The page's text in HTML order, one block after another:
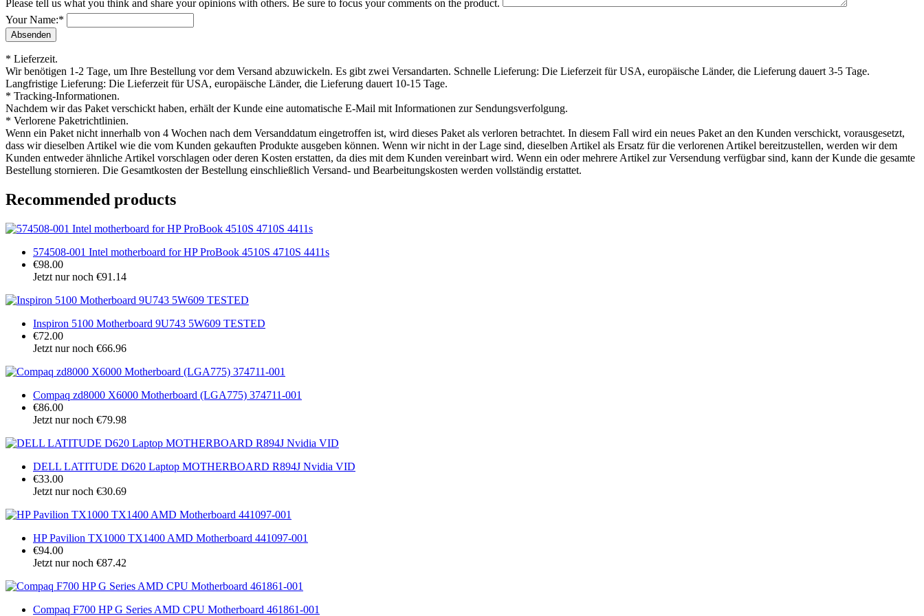
Please tell us what you think and share your opinions with others. Be sure to focus your comments on the product.
Your Name:*
* Lieferzeit.
Wir benötigen 1-2 Tage, um Ihre Bestellung vor dem Versand abzuwickeln. Es gibt zwei Versandarten. Schnelle Lieferung: Die Lieferzeit für USA, europäische Länder, die Lieferung dauert 3-5 Tage.
Langfristige Lieferung: Die Lieferzeit für USA, europäische Länder, die Lieferung dauert 10-15 Tage.
* Tracking-Informationen.
Nachdem wir das Paket verschickt haben, erhält der Kunde eine automatische E-Mail mit Informationen zur Sendungsverfolgung.
* Verlorene Paketrichtlinien.
Wenn ein Paket nicht innerhalb von 4 Wochen nach dem Versanddatum eingetroffen ist, wird dieses Paket als verloren betrachtet. In diesem Fall wird ein neues Paket an den Kunden verschickt, vorausgesetzt,
dass wir dieselben Artikel wie die vom Kunden gekauften Produkte ausgeben können. Wenn wir nicht in der Lage sind, dieselben Artikel als Ersatz für die verlorenen Artikel bereitzustellen, werden wir dem
Kunden entweder ähnliche Artikel vorschlagen oder deren Kosten erstatten, da dies mit dem Kunden vereinbart wird. Wenn ein oder mehrere Artikel zur Versendung verfügbar sind, kann der Kunde die gesamte
Bestellung stornieren. Die Gesamtkosten der Bestellung einschließlich Versand- und Bearbeitungskosten werden vollständig erstattet.
Recommended products
574508-001 Intel motherboard for HP ProBook 4510S 4710S 4411s
€98.00
Jetzt nur noch €91.14
Inspiron 5100 Motherboard 9U743 5W609 TESTED
€72.00
Jetzt nur noch €66.96
Compaq zd8000 X6000 Motherboard (LGA775) 374711-001
€86.00
Jetzt nur noch €79.98
DELL LATITUDE D620 Laptop MOTHERBOARD R894J Nvidia VID
€33.00
Jetzt nur noch €30.69
HP Pavilion TX1000 TX1400 AMD Motherboard 441097-001
€94.00
Jetzt nur noch €87.42
Compaq F700 HP G Series AMD CPU Motherboard 461861-001